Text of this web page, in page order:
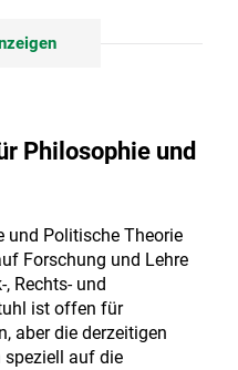
Philosophie und
und Politische Theorie
Forschung und Lehre
Rechts- und
ist offen für
aber die derzeitigen
speziell auf die